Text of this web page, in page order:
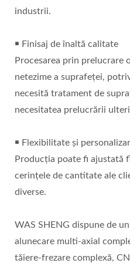
industrii.
￭ Finisaj de înaltă calitate
Procesarea prin prelucrare
netezime a suprafeței,
necesită tratament de
necesitatea prelucrării
￭ Flexibilitate și
Producția poate fi ajustată
cerințele de cantitate ale
diverse.
WAS SHENG dispune de
alunecare multi-axial
tăiere-frezare complexă,